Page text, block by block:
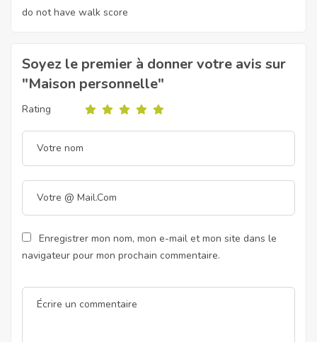
do not have walk score
Soyez le premier à donner votre avis sur
"Maison personnelle"
Rating
Enregistrer mon nom, mon e-mail et mon site dans le
navigateur pour mon prochain commentaire.